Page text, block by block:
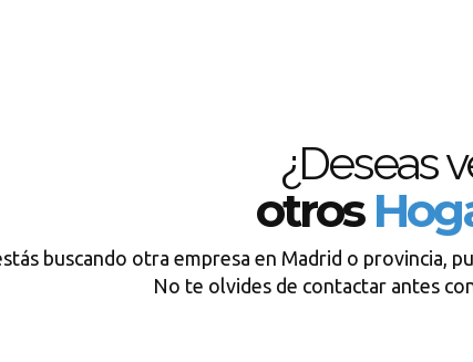
¿Deseas
otros
buscando otra empresa en Madrid o provincia,
No te olvides de contactar antes